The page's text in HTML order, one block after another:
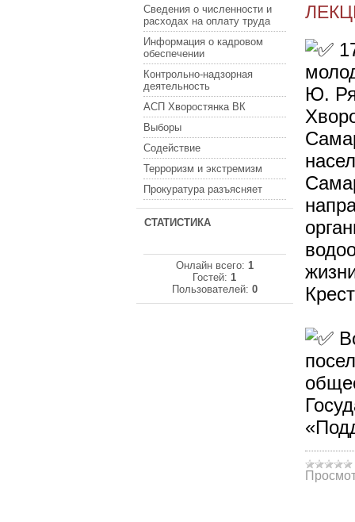
Сведения о численности и
расходах на оплату труда
Информация о кадровом
обеспечении
Контрольно-надзорная
деятельность
АСП Хворостянка ВК
Выборы
Содействие
Терроризм и экстремизм
Прокуратура разъясняет
СТАТИСТИКА
Онлайн всего: 1
Гостей:1
Пользователей: 0
Ю.